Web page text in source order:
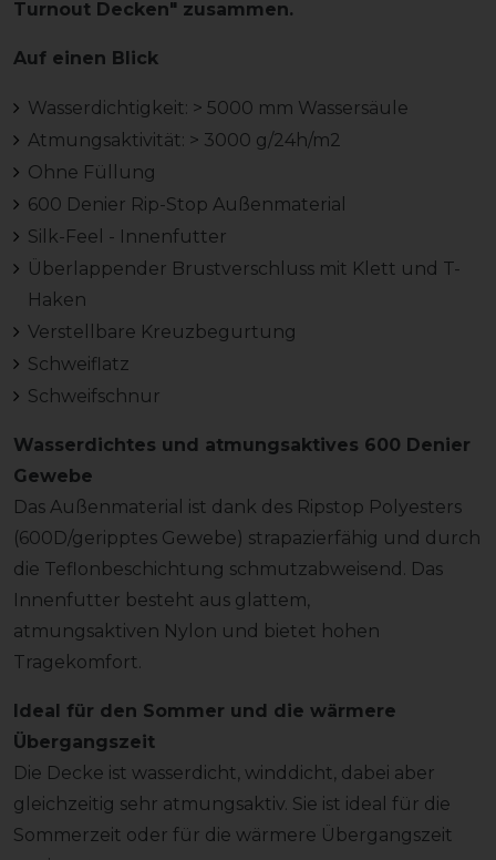
Turnout Decken" zusammen.
Auf einen Blick
Wasserdichtigkeit: > 5000 mm Wassersäule
Atmungsaktivität: > 3000 g/24h/m2
Ohne Füllung
600 Denier Rip-Stop Außenmaterial
Silk-Feel - Innenfutter
Überlappender Brustverschluss mit Klett und T-
Haken
Verstellbare Kreuzbegurtung
Schweiflatz
Schweifschnur
Wasserdichtes und atmungsaktives 600 Denier
Gewebe
Das Außenmaterial ist dank des Ripstop Polyesters
(600D/geripptes Gewebe) strapazierfähig und durch
die Teflonbeschichtung schmutzabweisend. Das
Innenfutter besteht aus glattem,
atmungsaktiven Nylon und bietet hohen
Tragekomfort.
Ideal für den Sommer und die wärmere
Übergangszeit
Die Decke ist wasserdicht, winddicht, dabei aber
gleichzeitig sehr atmungsaktiv. Sie ist ideal für die
Sommerzeit oder für die wärmere Übergangszeit